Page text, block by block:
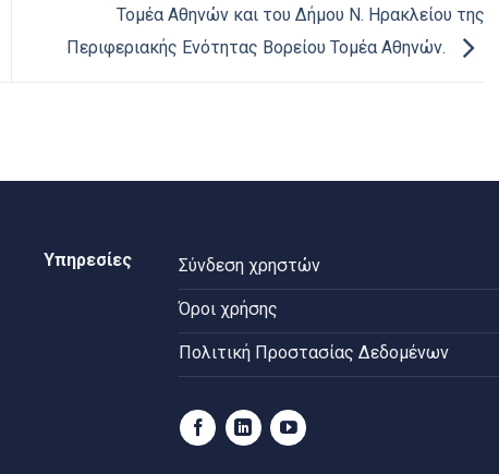
Τομέα Αθηνών και του Δήμου Ν. Ηρακλείου της
Περιφεριακής Ενότητας Βορείου Τομέα Αθηνών.
Υπηρεσίες Σύνδεση χρηστών
Όροι χρήσης
Πολιτική Προστασίας Δεδομένων